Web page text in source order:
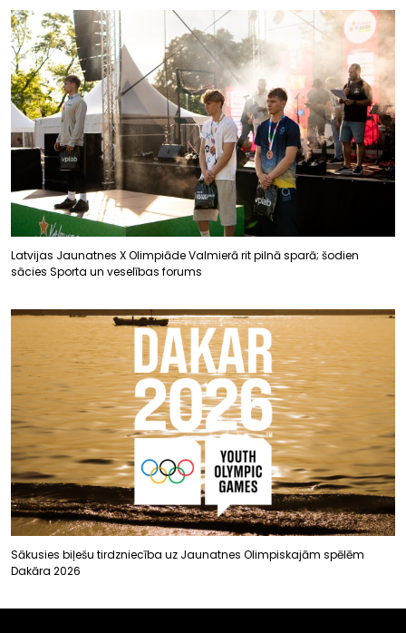
Latvijas Jaunatnes X Olimpiāde Valmierā rit pilnā sparā; šodien
sācies Sporta un veselības forums
Sākusies biļešu tirdzniecība uz Jaunatnes Olimpiskajām spēlēm
Dakāra 2026